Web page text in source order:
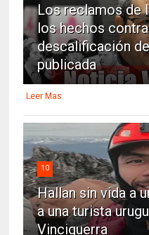
Los reclamos de
los hechos
descalificación
publicada
Leer Mas
10
Hallan sin vida a
a una turista
Vinciguerra